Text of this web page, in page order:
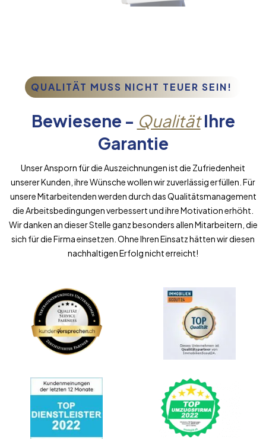
QUALITÄT MUSS NICHT TEUER SEIN!
Bewiesene - QualitätIhre
Garantie
Unser Ansporn für die Auszeichnungen ist die Zufriedenheit
unserer Kunden, ihre Wünsche wollen wir zuverlässig erfüllen. Für
unsere Mitarbeitenden werden durch das Qualitätsmanagement
die Arbeitsbedingungen verbessert und ihre Motivation erhöht.
Wir danken an dieser Stelle ganz besonders allen Mitarbeitern, die
sich für die Firma einsetzen. Ohne Ihren Einsatz hätten wir diesen
nachhaltigen Erfolg nicht erreicht!